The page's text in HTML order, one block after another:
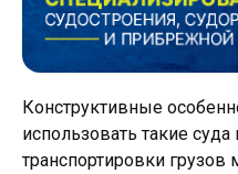
Конструктивные
использовать такие
транспортировки грузов